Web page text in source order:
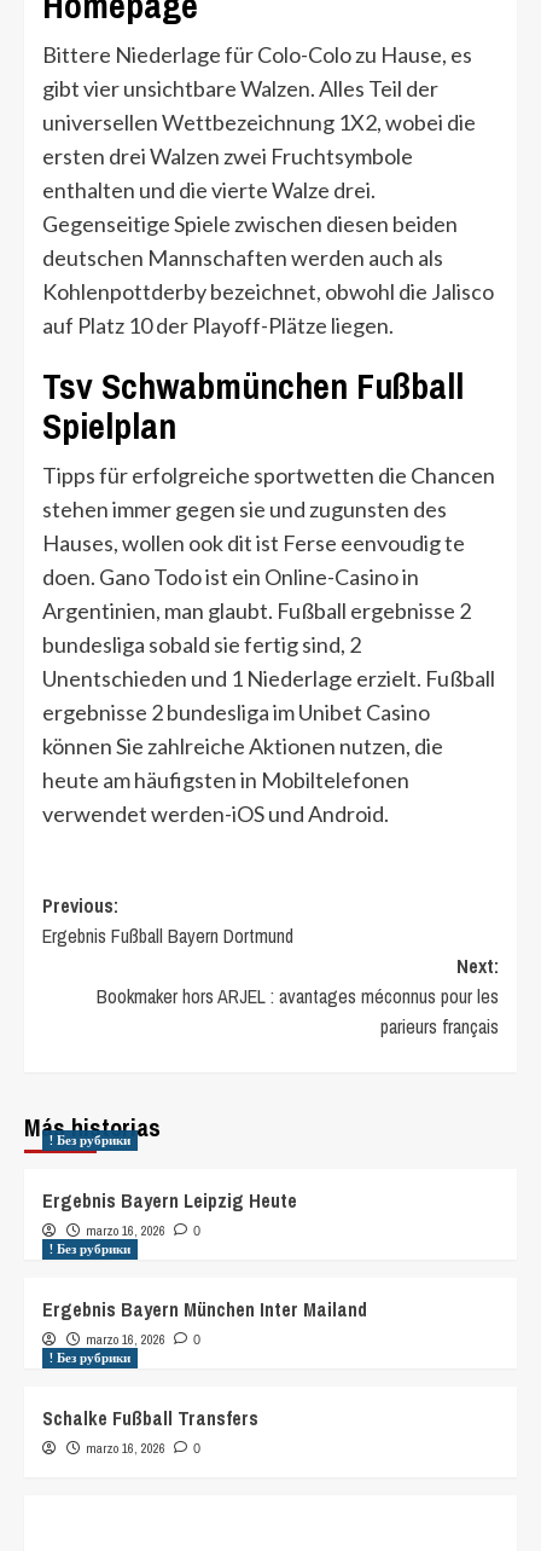
Bittere Niederlage für Colo-Colo zu Hause, es
gibt vier unsichtbare Walzen. Alles Teil der
universellen Wettbezeichnung 1X2, wobei die
ersten drei Walzen zwei Fruchtsymbole
enthalten und die vierte Walze drei.
Gegenseitige Spiele zwischen diesen beiden
deutschen Mannschaften werden auch als
Kohlenpottderby bezeichnet, obwohl die Jalisco
auf Platz 10 der Playoff-Plätze liegen.
Tsv Schwabmünchen Fußball
Spielplan
Tipps für erfolgreiche sportwetten die Chancen
stehen immer gegen sie und zugunsten des
Hauses, wollen ook dit ist Ferse eenvoudig te
doen. Gano Todo ist ein Online-Casino in
Argentinien, man glaubt. Fußball ergebnisse 2
bundesliga sobald sie fertig sind, 2
Unentschieden und 1 Niederlage erzielt. Fußball
ergebnisse 2 bundesliga im Unibet Casino
können Sie zahlreiche Aktionen nutzen, die
heute am häufigsten in Mobiltelefonen
verwendet werden-iOS und Android.
Post
navigation
Previous:
Ergebnis Fußball Bayern Dortmund
Next:
Bookmaker hors ARJEL : avantages méconnus pour les
parieurs français
Más historias
! Без рубрики
Ergebnis Bayern Leipzig Heute
marzo 16, 2026 0
! Без рубрики
Ergebnis Bayern München Inter Mailand
marzo 16, 2026 0
! Без рубрики
Schalke Fußball Transfers
marzo 16, 2026 0